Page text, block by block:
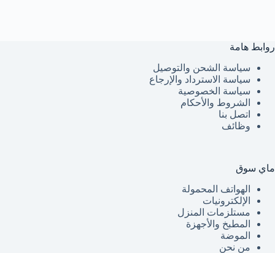
روابط هامة
سياسة الشحن والتوصيل
سياسة الاسترداد والإرجاع
سياسة الخصوصية
الشروط والأحكام
اتصل بنا
وظائف
ماي سوق
الهواتف المحمولة
الإلكترونيات
مستلزمات المنزل
المطبخ والأجهزة
الموضة
من نحن